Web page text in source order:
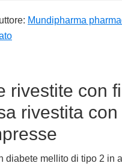
Mundipharma
rivestite con
rivestita
mellito di tipo 2 in